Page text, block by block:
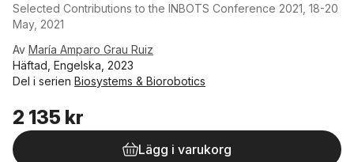
Selected Contributions to the INBOTS Conference 2021, 18-20
May, 2021
Av María Amparo Grau Ruiz
Häftad, Engelska, 2023
Del i serien Biosystems & Biorobotics
2 135 kr
Lägg i varukorg